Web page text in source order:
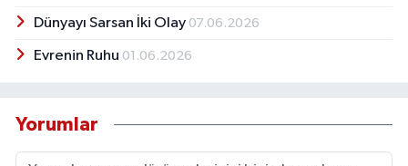
Dünyayı Sarsan İki Olay 07.06.2026
Evrenin Ruhu 01.06.2026
Yorumlar